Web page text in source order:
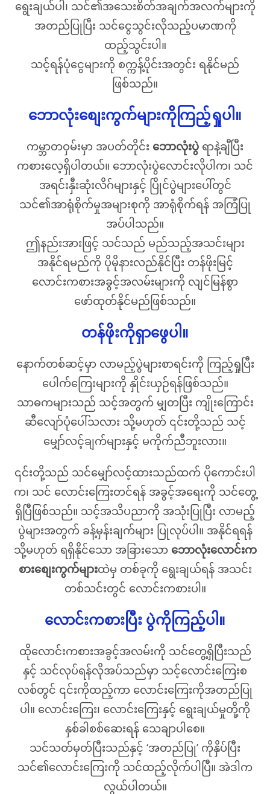
ရွေးချယ်ပါ၊ သင်၏အသေးစိတ်အချက်အလက်များကို
အတည်ပြုပြီး သင်ငွေသွင်းလိုသည့်ပမာဏကို
ထည့်သွင်းပါ။
သင့်ရန်ပုံငွေများကို စက္ကန့်ပိုင်းအတွင်း ရနိုင်မည်
ဖြစ်သည်။
ဘောလုံးစျေးကွက်များကိုကြည့်ရှုပါ။
ကမ္ဘာတဝှမ်းမှာ အပတ်တိုင်း ဘောလုံးပွဲ ရာနဲ့ချီပြီး
ကစားလေ့ရှိပါတယ်။ ဘောလုံးပွဲလောင်းလိုပါက၊ သင်
အရင်းနှီးဆုံးလိဂ်များနှင့် ပြိုင်ပွဲများပေါ်တွင်
သင်၏အာရုံစိုက်မှုအများစုကို အာရုံစိုက်ရန် အကြံပြု
အပ်ပါသည်။
ဤနည်းအားဖြင့် သင်သည် မည်သည့်အသင်းများ
အနိုင်ရမည်ကို ပိုမိုနားလည်နိုင်ပြီး တန်ဖိုးမြင့်
လောင်းကစားအခွင့်အလမ်းများကို လျင်မြန်စွာ
ဖော်ထုတ်နိုင်မည်ဖြစ်သည်။
တန်ဖိုးကိုရှာဖွေပါ။
နောက်တစ်ဆင့်မှာ လာမည့်ပွဲများစာရင်းကို ကြည့်ရှုပြီး
ပေါက်ကြေးများကို နှိုင်းယှဉ်ရန်ဖြစ်သည်။
သာဓကများသည် သင့်အတွက် မျှတပြီး ကျိုးကြောင်း
ဆီလျော်ပုံပေါ်သလား သို့မဟုတ် ၎င်းတို့သည် သင့်
မျှော်လင့်ချက်များနှင့် မကိုက်ညီဘူးလား။
၎င်းတို့သည် သင်မျှော်လင့်ထားသည်ထက် ပိုကောင်းပါ
က၊ သင် လောင်းကြေးတင်ရန် အခွင့်အရေးကို သင်တွေ့
ရှိပြီဖြစ်သည်။ သင့်အသိပညာကို အသုံးပြုပြီး လာမည့်
ပွဲများအတွက် ခန့်မှန်းချက်များ ပြုလုပ်ပါ။ အနိုင်ရရန်
သို့မဟုတ် ရရှိနိုင်သော အခြားသော ဘောလုံးလောင်းက
စားစျေးကွက်များထဲမှ တစ်ခုကို ရွေးချယ်ရန် အသင်း
တစ်သင်းတွင် လောင်းကစားပါ။
လောင်းကစားပြီး ပွဲကိုကြည့်ပါ။
ထိုလောင်းကစားအခွင့်အလမ်းကို သင်တွေ့ရှိပြီးသည်
နှင့် သင်လုပ်ရန်လိုအပ်သည်မှာ သင့်လောင်းကြေးစ
လစ်တွင် ၎င်းကိုထည့်ကာ လောင်းကြေးကိုအတည်ပြု
ပါ။ လောင်းကြေး၊ လောင်းကြေးနှင့် ရွေးချယ်မှုတို့ကို
နှစ်ခါစစ်ဆေးရန် သေချာပါစေ။
သင်သတ်မှတ်ပြီးသည်နှင့် ‘အတည်ပြု’ ကိုနှိပ်ပြီး
သင်၏လောင်းကြေးကို သင်ထည့်လိုက်ပါပြီ။ အဲဒါက
လွယ်ပါတယ်။